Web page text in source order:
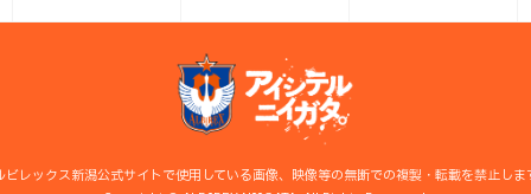
ビレックス新潟公式サイトで使用している画像、映像等の無断での複製・転載を禁止しま